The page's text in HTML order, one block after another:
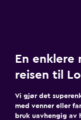
En enklere
reisen til
Vi gjør det
med venner eller
bruk uavhengig av